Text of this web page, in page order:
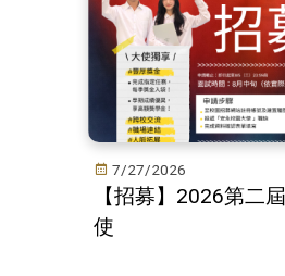
7/27/2026
【招募】2026第二
使